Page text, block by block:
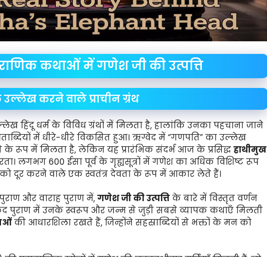
कथाओं में गणेश जी की उत्पत्ति
उल्लेख करने वाले प्राचीन ग्रंथ
हिंदू धर्म के विविध ग्रंथों में मिलता है, हालांकि उनका पहचाना जाने
में धीरे-धीरे विकसित हुआ। ऋग्वेद में “गणपति” का उल्लेख
के रूप में मिलता है, लेकिन यह प्रारंभिक संदर्भ आज के प्रसिद्ध हाथीमुख
लगभग 600 ईसा पूर्व के गृह्यसूत्रों में गणेश का अधिक विशिष्ट रूप
को दूर करने वाले एक स्वतंत्र देवता के रूप में आकार लेते हैं।
और वाराह पुराण में, गणेश जी की उत्पत्ति के बारे में विस्तृत वर्णन
पुराण में उनके स्वरूप और जन्म से जुड़ी सबसे व्यापक कथाएँ मिलती
की आधारशिला रखते हैं, जिन्होंने सहस्राब्दियों से भक्तों के मन को